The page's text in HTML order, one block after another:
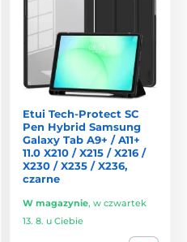
Etui Tech-Protect SC
Pen Hybrid Samsung
Galaxy Tab A9+ / A11+
11.0 X210 / X215 / X216 /
X230 / X235 / X236,
czarne
W magazynie, w czwartek
13. 8. u Ciebie